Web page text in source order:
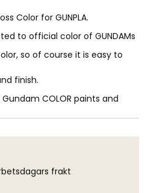
Color for GUNPLA.
to official color of GUNDAMs
so of course it is easy to
finish.
COLOR paints and
frakt